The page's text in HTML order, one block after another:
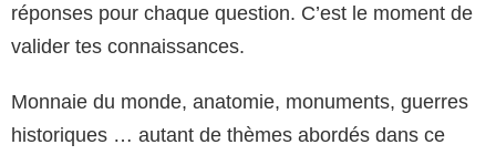
réponses pour chaque question. C’est le moment de
valider tes connaissances.
Monnaie du monde, anatomie, monuments, guerres
historiques … autant de thèmes abordés dans ce